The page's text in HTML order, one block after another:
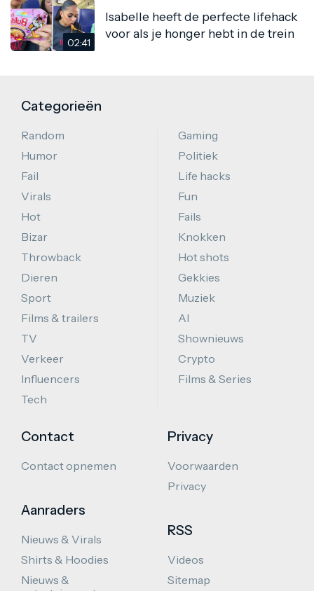
02:41
Isabelle heeft de perfecte lifehack
voor als je honger hebt in de trein
Categorieën
Random
Humor
Fail
Virals
Hot
Bizar
Throwback
Dieren
Sport
Films & trailers
TV
Verkeer
Influencers
Tech
Gaming
Politiek
Life hacks
Fun
Fails
Knokken
Hot shots
Gekkies
Muziek
AI
Shownieuws
Crypto
Films & Series
Contact
Contact opnemen
Aanraders
Nieuws & Virals
Shirts & Hoodies
Nieuws &
Privacy
Voorwaarden
Privacy
RSS
Videos
Sitemap